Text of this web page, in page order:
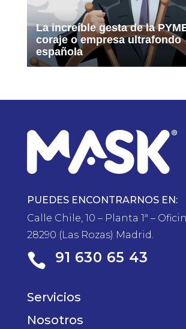
La increíble gesta de la
coraje o empresa ultrafondo
española
PUEDES ENCONTRARNOS EN:
Calle Chile, 10 – Planta 1ª –
28290 (Las Rozas) Madrid.
 91 630 65 43
Servicios
Nosotros